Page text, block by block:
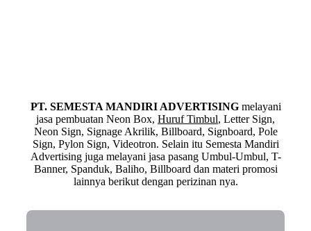
PT. SEMESTA MANDIRI ADVERTISINGmelayani
jasa pembuatan Neon Box, Huruf Timbul, Letter Sign,
Neon Sign, Signage Akrilik, Billboard, Signboard, Pole
Sign, Pylon Sign, Videotron. Selain itu Semesta Mandiri
Advertising juga melayani jasa pasang Umbul-Umbul, T-
Banner, Spanduk, Baliho, Billboard dan materi promosi
lainnya berikut dengan perizinan nya.